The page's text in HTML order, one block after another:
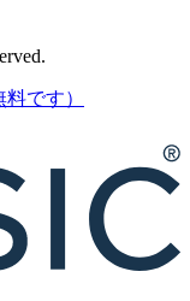
料です）